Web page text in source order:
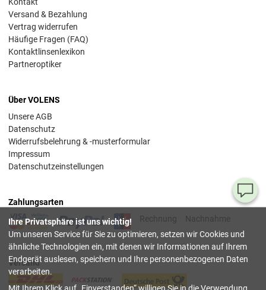
Versand & Bezahlung
Vertrag widerrufen
Häufige Fragen (FAQ)
Kontaktlinsenlexikon
Partneroptiker
Über VOLENS
Unsere AGB
Datenschutz
Widerrufsbelehrung & -musterformular
Impressum
Datenschutzeinstellungen
Zahlungsarten
Rechnung
Nachnahme
Versand
Ihre Privatsphäre ist uns wichtig!
Um unseren Service für Sie zu optimieren, setzen wir Cookies und
ähnliche Technologien ein, mit denen wir Informationen auf Ihrem
Endgerät auslesen, speichern und Ihre personenbezogenen Daten
verarbeiten.
Sie